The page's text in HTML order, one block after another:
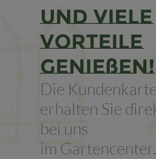
und viele
Vorteile
genießen!
Die
erhalten Sie
bei uns
im Gartencenter.